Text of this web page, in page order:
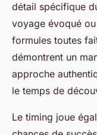
détail spécifique
voyage évoqué
formules toutes
démontrent un
approche
le temps de
Le timing joue